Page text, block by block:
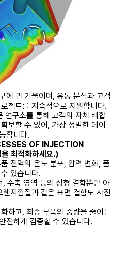
에 귀 기울이며, 유동 분석과 고객
젝트를 지속적으로 지원합니다.
연구소를 통해 고객의 자체 배합
보할 수 있어, 가장 정밀한 데이
합니다.
OF INJECTION
최적화하세요.)
전역의 온도 분포, 압력 변화, 폼
있습니다.
수축 영역 등의 성형 결함뿐만 아
지껍질과 같은 표면 결함도 사전
하고, 최종 부품의 중량을 줄이는
전하게 검증할 수 있습니다.